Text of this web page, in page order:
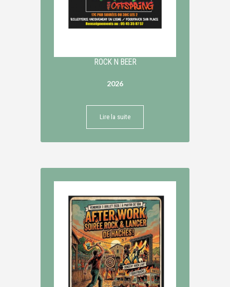
ROCK N BEER
2026
Lire la suite